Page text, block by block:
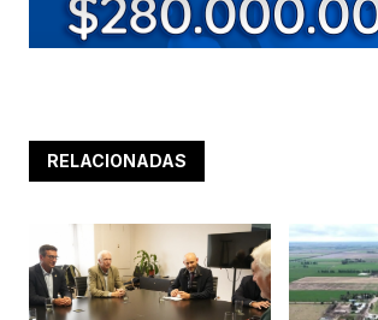
RELACIONADAS